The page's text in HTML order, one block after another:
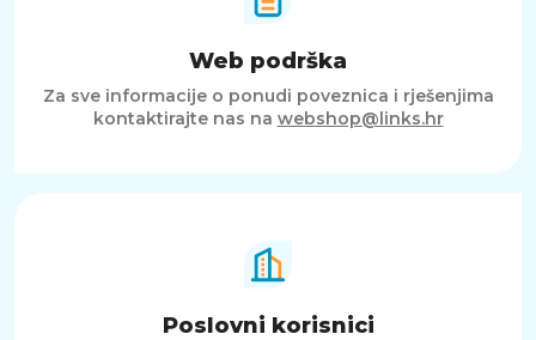
Web podrška
Za sve informacije o ponudi poveznica i rješenjima
kontaktirajte nas na webshop@links.hr
Poslovni korisnici